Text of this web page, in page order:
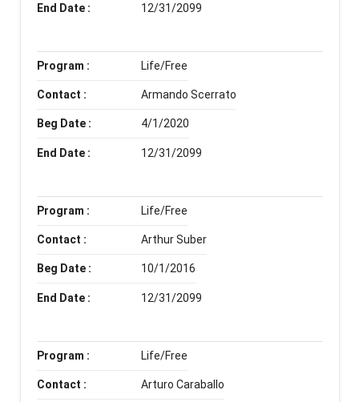
End Date : 12/31/2099
Program : Life/Free
Contact : Armando Scerrato
Beg Date : 4/1/2020
End Date : 12/31/2099
Program : Life/Free
Contact : Arthur Suber
Beg Date : 10/1/2016
End Date : 12/31/2099
Program : Life/Free
Contact : Arturo Caraballo